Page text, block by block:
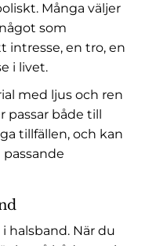
Många väljer
som
intresse, en tro, en
i livet.
med ljus och ren
passar både till
tillfällen, och kan
halsband. När du